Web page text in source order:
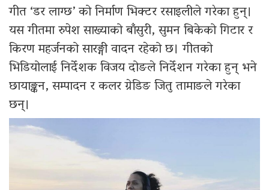
गीत ‘डर लाग्छ’ को निर्माण भिक्टर रसाइलीले गरेका हुन्।
यस गीतमा रुपेश साख्याको बाँसुरी, सुमन बिकेको गिटार र
किरण महर्जनको सारङ्गी वादन रहेको छ। गीतको
भिडियोलाई निर्देशक विजय दोङले निर्देशन गरेका हुन् भने
छायाङ्कन, सम्पादन र कलर ग्रेडिङ जितु तामाङले गरेका
छन्।